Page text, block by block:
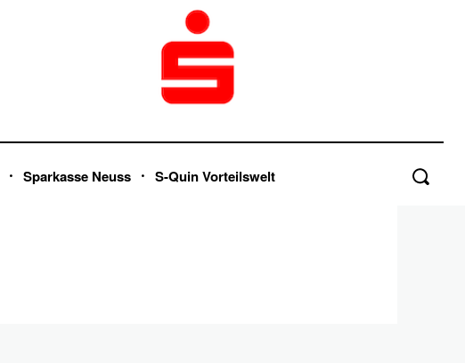
Sparkasse Neuss S-Quin Vorteilswelt